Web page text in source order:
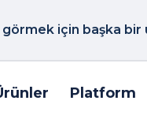
için başka bir
Platform